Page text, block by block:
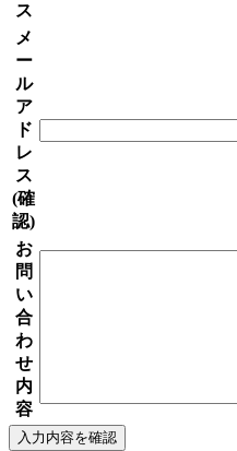
ス
メ
ー
ル
ア
ド
レ
ス
(確
認)
お
問
い
合
わ
せ
内
容